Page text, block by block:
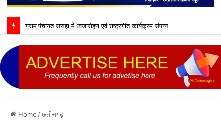
ग्राम पंचायत ससहा में ध्वजारोहण एवं राष्ट्रगीत कार्यक्रम संपन्न
Home /छत्तीसगढ़